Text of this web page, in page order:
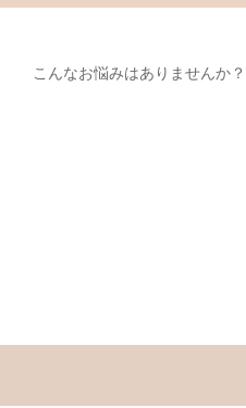
こんなお悩みはありませんか？